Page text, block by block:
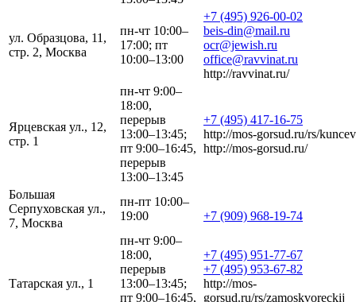
ул. Образцова, 11,
стр. 2, Москва
пн-чт 10:00–
17:00; пт
10:00–13:00
+7 (495) 926-00-02
beis-din@mail.ru
ocr@jewish.ru
office@ravvinat.ru
http://ravvinat.ru/
Ярцевская ул., 12,
стр. 1
пн-чт 9:00–
18:00,
перерыв
13:00–13:45;
пт 9:00–16:45,
перерыв
13:00–13:45
+7 (495) 417-16-75
http://mos-gorsud.ru/rs/
http://mos-gorsud.ru/
Большая
Серпуховская ул.,
7, Москва
пн-пт 10:00–
19:00
+7 (909) 968-19-74
Татарская ул., 1
пн-чт 9:00–
18:00,
перерыв
13:00–13:45;
пт 9:00–16:45,
+7 (495) 951-77-67
+7 (495) 953-67-82
http://mos-
gorsud.ru/rs/zamoskvoreckij